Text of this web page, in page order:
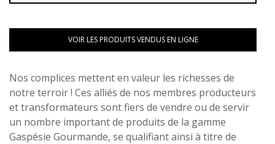
VOIR LES PRODUITS VENDUS EN LIGNE
Nos complices mettent en valeur les richesses de
notre terroir ! Ces alliés de nos membres producteurs
et transformateurs sont fiers de vendre ou de servir
un nombre important de produits de la gamme
Gaspésie Gourmande, se qualifiant ainsi à titre de